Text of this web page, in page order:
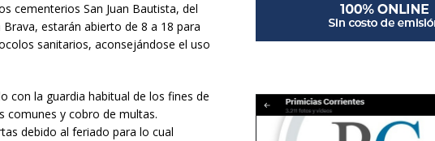
cementerios San Juan Bautista, del
estarán abierto de 8 a 18 para
sanitarios, aconsejándose el uso
con la guardia habitual de los fines de
comunes y cobro de multas.
debido al feriado para lo cual